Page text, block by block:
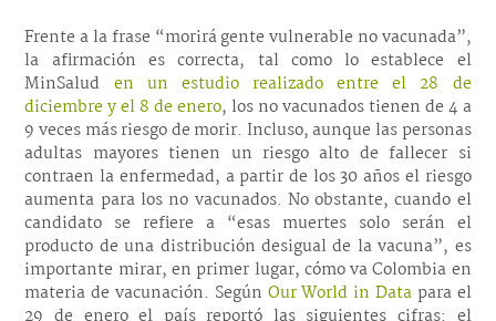
Frente a la frase “morirá gente vulnerable no vacunada”,
la afirmación es correcta, tal como lo establece el
MinSalud en un estudio realizado entre el 28 de
diciembre y el 8 de enero, los no vacunados tienen de 4 a
9 veces más riesgo de morir. Incluso, aunque las personas
adultas mayores tienen un riesgo alto de fallecer si
contraen la enfermedad, a partir de los 30 años el riesgo
aumenta para los no vacunados. No obstante, cuando el
candidato se refiere a “esas muertes solo serán el
producto de una distribución desigual de la vacuna”, es
importante mirar, en primer lugar, cómo va Colombia en
materia de vacunación. Según Our World in Data para el